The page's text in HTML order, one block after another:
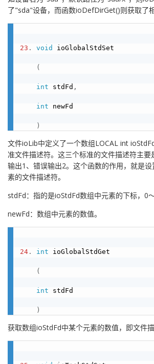
了"sda"设备，而函数ioDefDirGet()则获取了相
23 . void ioGlobalStdSet
(
int stdFd ,
int newFd
)
文件ioLib中定义了一个数组LOCAL int
准文件描述符。这三个标准的文件描述符主要
输出1、错误输出2。这个函数的作用，就是
素的文件描述符。
stdFd：指的是ioStdFd数组中元素的下标，0～
newFd：数组中元素的数值。
24 . int ioGlobalStdGet
(
int stdFd
)
获取数组ioStdFd中某个元素的数值，即文件描